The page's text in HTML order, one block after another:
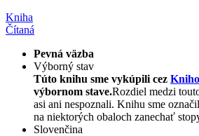
Kniha
Čítaná
Pevná väzba
Výborný stav
Túto knihu sme vykúpili cez
výbornom stave.Rozdiel medzi
asi ani nespoznali. Knihu sme
na niektorých obaloch zanechať
Slovenčina